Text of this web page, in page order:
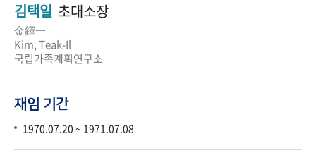
김택일 초대소장
金鐸一
Kim, Teak-Il
국립가족계획연구소
재임 기간
1970.07.20 ~ 1971.07.08